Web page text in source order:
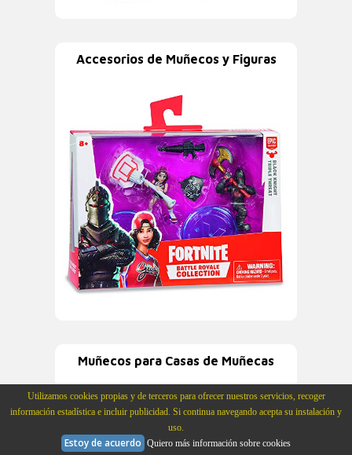
Accesorios de Muñecos y Figuras
Muñecos para Casas de Muñecas
Utilizamos cookies propias y de terceros para ofrecer nuestros servicios, recoger
información estadística e incluir publicidad. Si continua navegando acepta su instalación y
uso.
Estoy de acuerdo Quiero más información sobre cookies